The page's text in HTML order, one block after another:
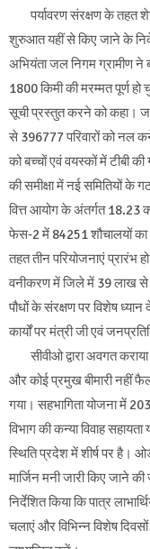
पर्यावरण संरक्षण के तहत
शुरुआत यहीं से किए जाने के
अभियंता जल निगम ग्रामीण ने
1800 किमी की मरम्मत पूर्ण
सूची प्रस्तुत करने को कहा।
से 396777 परिवारों को नल
को बच्चों एवं वयस्कों में टीबी
की समीक्षा में नई समितियों के
वित्त आयोग के अंतर्गत 18.23
फेस-2 में 84251 शौचालयों का
तहत तीन परियोजनाएं प्रारंभ
वनीकरण में जिले में 39 लाख से
पौधों के संरक्षण पर विशेष
कार्यों पर मंत्री जी एवं
सीवीओ द्वारा अवगत
और कोई प्रमुख बीमारी नहीं
गया। सहभागिता योजना में
विभाग की कन्या विवाह
स्थिति प्रदेश में शीर्ष पर है।
मार्जिन मनी जारी किए जाने
निर्देशित किया कि पात्र
चलाएं और विभिन्न विशेष